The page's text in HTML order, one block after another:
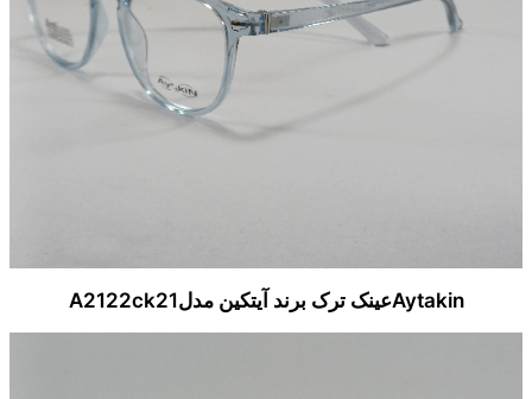
Aytakinعینک ترک برند آیتکین مدلA2122ck21